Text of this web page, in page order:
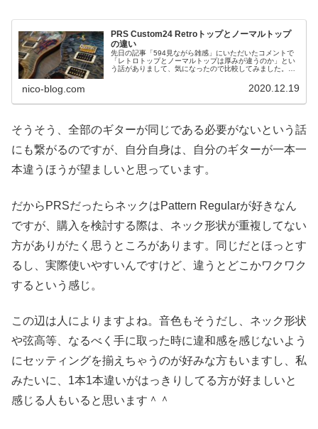
PRS Custom24 Retroトップとノーマルトップ
の違い
先日の記事「594見ながら雑感」にいただいたコメントで
「レトロトップとノーマルトップは厚みが違うのか」とい
う話がありまして、気になったので比較してみました。
nico-blog.com 2020.12.19
そうそう、全部のギターが同じである必要がないという話
にも繋がるのですが、自分自身は、自分のギターが一本一
本違うほうが望ましいと思っています。
だからPRSだったらネックはPattern Regularが好きなん
ですが、購入を検討する際は、ネック形状が重複してない
方がありがたく思うところがあります。同じだとほっとす
るし、実際使いやすいんですけど、違うとどこかワクワク
するという感じ。
この辺は人によりますよね。音色もそうだし、ネック形状
や弦高等、なるべく手に取った時に違和感を感じないよう
にセッティングを揃えちゃうのが好みな方もいますし、私
みたいに、1本1本違いがはっきりしてる方が好ましいと
感じる人もいると思います＾＾